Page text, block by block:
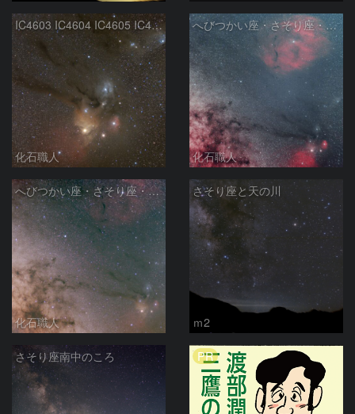
IC4603 IC4604 IC4605 IC4606 Sh2-9 IC4592 カラフルタウン 青い馬頭星雲 さそり座
化石職人
へびつかい座・さそり座・いて座と天の川
化石職人
へびつかい座・さそり座・いて座と天の川
化石職人
さそり座と天の川
ｍ2
さそり座南中のころ PR